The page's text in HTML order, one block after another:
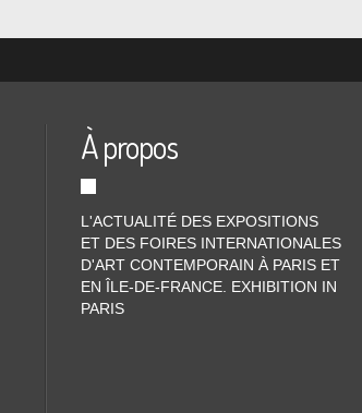
À propos
L'ACTUALITÉ DES EXPOSITIONS
ET DES FOIRES INTERNATIONALES
D'ART CONTEMPORAIN À PARIS ET
EN ÎLE-DE-FRANCE. EXHIBITION IN
PARIS